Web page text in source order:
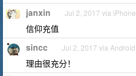
janxin Jul 2, 2017 via iPhone
信仰充值
sincc Jul 2, 2017 via Android
理由很充分！